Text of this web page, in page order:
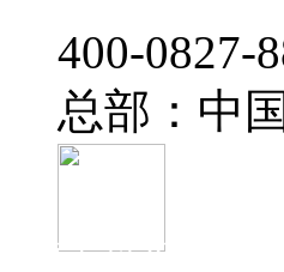
‭400-0827-
总部：中
官方抖音